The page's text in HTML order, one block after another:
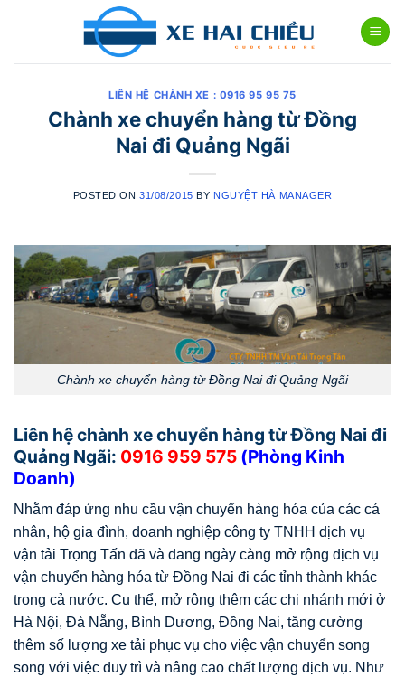
LIÊN HỆ CHÀNH XE : 0916 95 95 75
Chành xe chuyển hàng từ Đồng
Nai đi Quảng Ngãi
POSTED ON31/08/2015 BY NGUYỆT HÀ MANAGER
Chành xe chuyển hàng từ Đồng Nai đi Quảng Ngãi
Liên hệ chành xe chuyển hàng từ Đồng Nai đi
Quảng Ngãi: 0916 959 575 (Phòng Kinh
Doanh)
Nhằm đáp ứng nhu cầu vận chuyển hàng hóa của các cá
nhân, hộ gia đình, doanh nghiệp công ty TNHH dịch vụ
vận tải Trọng Tấn đã và đang ngày càng mở rộng dịch vụ
vận chuyển hàng hóa từ Đồng Nai đi các tỉnh thành khác
trong cả nước. Cụ thể, mở rộng thêm các chi nhánh mới ở
Hà Nội, Đà Nẵng, Bình Dương, Đồng Nai, tăng cường
thêm số lượng xe tải phục vụ cho việc vận chuyển song
song với việc duy trì và nâng cao chất lượng dịch vụ. Như